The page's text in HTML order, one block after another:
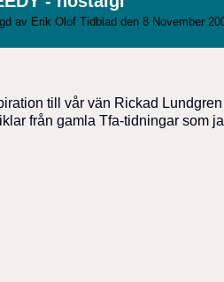
av Erik Olof Tidblad den 8 November
till vår vän Rickad
från gamla Tfa-tidningar som